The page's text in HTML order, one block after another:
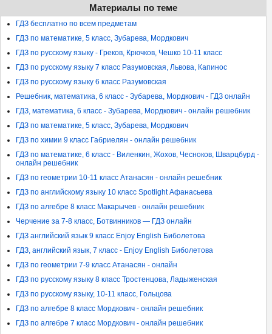
Материалы по теме
ГДЗ бесплатно по всем предметам
ГДЗ по математике, 5 класс, Зубарева, Мордкович
ГДЗ по русскому языку - Греков, Крючков, Чешко 10-11 класс
ГДЗ по русскому языку 7 класс Разумовская, Львова, Капинос
ГДЗ по русскому языку 6 класс Разумовская
Решебник, математика, 6 класс - Зубарева, Мордкович - ГДЗ онлайн
ГДЗ, математика, 6 класс - Зубарева, Мордкович - онлайн решебник
ГДЗ по математике, 5 класс, Зубарева, Мордкович
ГДЗ по химии 9 класс Габриелян - онлайн решебник
ГДЗ по математике, 6 класс - Виленкин, Жохов, Чесноков, Шварцбурд -
онлайн решебник
ГДЗ по геометрии 10-11 класс Атанасян - онлайн решебник
ГДЗ по английскому языку 10 класс Spotlight Афанасьева
ГДЗ по алгебре 8 класс Макарычев - онлайн решебник
Черчение за 7-8 класс, Ботвинников — ГДЗ онлайн
ГДЗ английский язык 9 класс Enjoy English Биболетова
ГДЗ, английский язык, 7 класс - Enjoy English Биболетова
ГДЗ по геометрии 7-9 класс Атанасян - онлайн
ГДЗ по русскому языку 8 класс Тростенцова, Ладыженская
ГДЗ по русскому языку, 10-11 класс, Гольцова
ГДЗ по алгебре 8 класс Мордкович - онлайн решебник
ГДЗ по алгебре 7 класс Мордкович - онлайн решебник